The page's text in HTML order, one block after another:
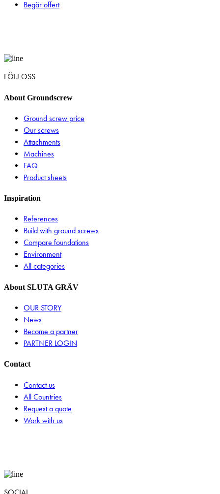
Begär offert
FÖLJ OSS
About Groundscrew
Ground screw price
Our screws
Attachments
Machines
FAQ
Product sheets
Inspiration
References
Build with ground screws
Compare foundations
Environment
All categories
About SLUTA GRÄV
OUR STORY
News
Become a partner
PARTNER LOGIN
Contact
Contact us
All Countries
Request a quote
Work with us
SOCIAL